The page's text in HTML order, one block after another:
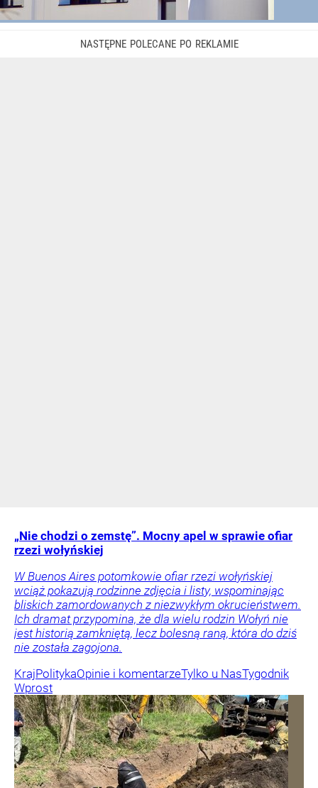
„Nie chodzi o zemstę”. Mocny apel w sprawie ofiar
rzezi wołyńskiej
W Buenos Aires potomkowie ofiar rzezi wołyńskiej
wciąż pokazują rodzinne zdjęcia i listy, wspominając
bliskich zamordowanych z niezwykłym okrucieństwem.
Ich dramat przypomina, że dla wielu rodzin Wołyń nie
jest historią zamkniętą, lecz bolesną raną, która do dziś
nie została zagojona.
KrajPolitykaOpinie i komentarzeTylko u NasTygodnik
Wprost